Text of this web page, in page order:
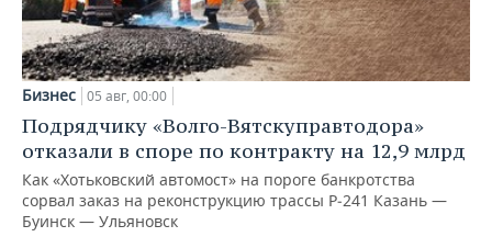
Бизнес 05 авг, 00:00
Подрядчику «Волго-Вятскуправтодора»
отказали в споре по контракту на 12,9 млрд
Как «Хотьковский автомост» на пороге банкротства
сорвал заказ на реконструкцию трассы Р‑241 Казань —
Буинск — Ульяновск